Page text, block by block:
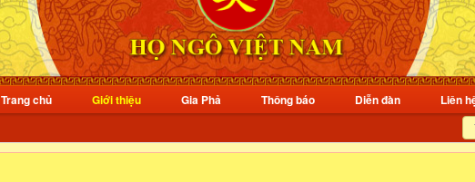
Trang chủ Giới thiệu Gia Phả Thông báo Diễn đàn Liên